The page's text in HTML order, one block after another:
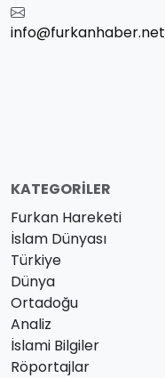
info@furkanhaber.net
KATEGORILER
Furkan Hareketi
İslam Dünyası
Türkiye
Dünya
Ortadoğu
Analiz
İslami Bilgiler
Röportajlar